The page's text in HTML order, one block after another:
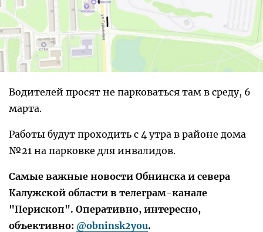
Водителей просят не парковаться там в среду, 6
марта.
Работы будут проходить с 4 утра в районе дома
№21 на парковке для инвалидов.
Самые важные новости Обнинска и севера
Калужской области в телеграм-канале
"Перископ". Оперативно, интересно,
объективно: @obninsk2you.